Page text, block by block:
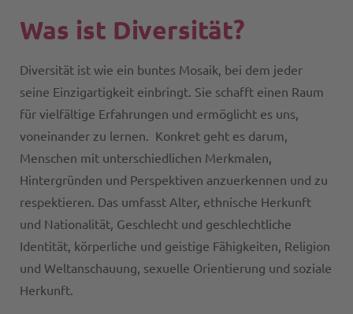
Was ist Diversität?
Diversität ist wie ein buntes Mosaik, bei dem jeder
seine Einzigartigkeit einbringt. Sie schafft einen Raum
für vielfältige Erfahrungen und ermöglicht es uns,
voneinander zu lernen. Konkret geht es darum,
Menschen mit unterschiedlichen Merkmalen,
Hintergründen und Perspektiven anzuerkennen und zu
respektieren. Das umfasst Alter, ethnische Herkunft
und Nationalität, Geschlecht und geschlechtliche
Identität, körperliche und geistige Fähigkeiten, Religion
und Weltanschauung, sexuelle Orientierung und soziale
Herkunft.